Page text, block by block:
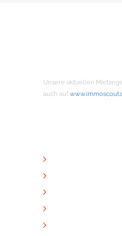
Unsere aktuellen
auch auf